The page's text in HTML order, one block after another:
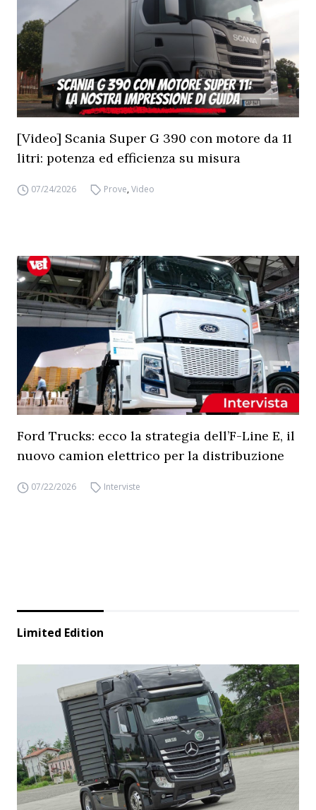
[Video] Scania Super G 390 con motore da 11
litri: potenza ed efficienza su misura
07/24/2026 Prove,Video
Ford Trucks: ecco la strategia dell’F-Line E, il
nuovo camion elettrico per la distribuzione
07/22/2026 Interviste
Limited Edition